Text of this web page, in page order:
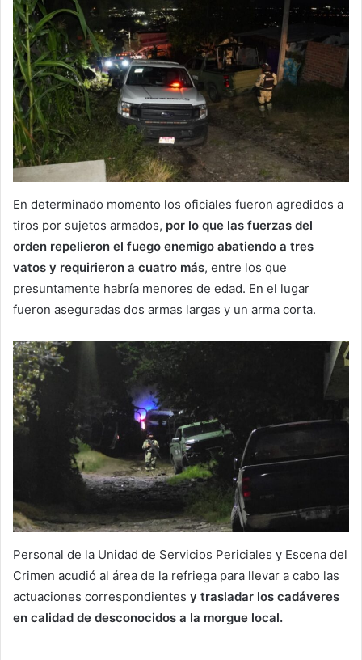
En determinado momento los oficiales fueron agredidos a
tiros por sujetos armados, por lo que las fuerzas del
orden repelieron el fuego enemigo abatiendo a tres
vatos y requirieron a cuatro más, entre los que
presuntamente habría menores de edad. En el lugar
fueron aseguradas dos armas largas y un arma corta.
Personal de la Unidad de Servicios Periciales y Escena del
Crimen acudió al área de la refriega para llevar a cabo las
actuaciones correspondientes y trasladar los cadáveres
en calidad de desconocidos a la morgue local.